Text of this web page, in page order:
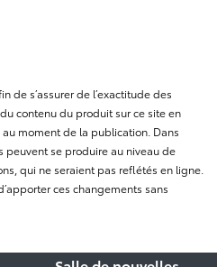
de s’assurer de l’exactitude des
contenu du produit sur ce site en
moment de la publication. Dans
peuvent se produire au niveau de
qui ne seraient pas reflétés en ligne.
ces changements sans